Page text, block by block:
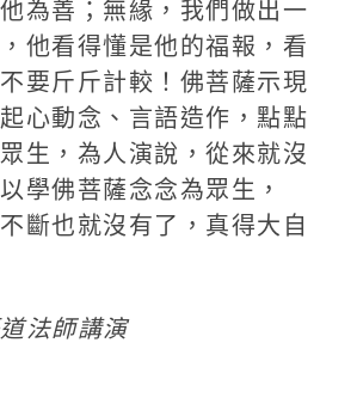
為善；無緣，我們做出一
他看得懂是他的福報，看
要斤斤計較！佛菩薩示現
心動念、言語造作，點點
生，為人演說，從來就沒
學佛菩薩念念為眾生，
斷也就沒有了，真得大自
法師講演